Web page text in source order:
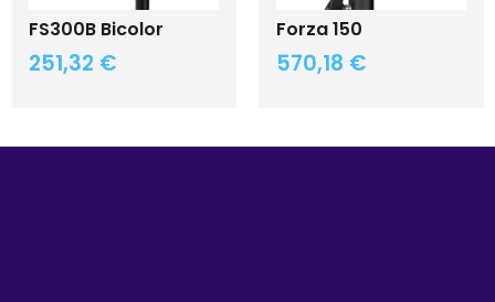
FS300B Bicolor
251,32 €
Forza 150
570,18 €